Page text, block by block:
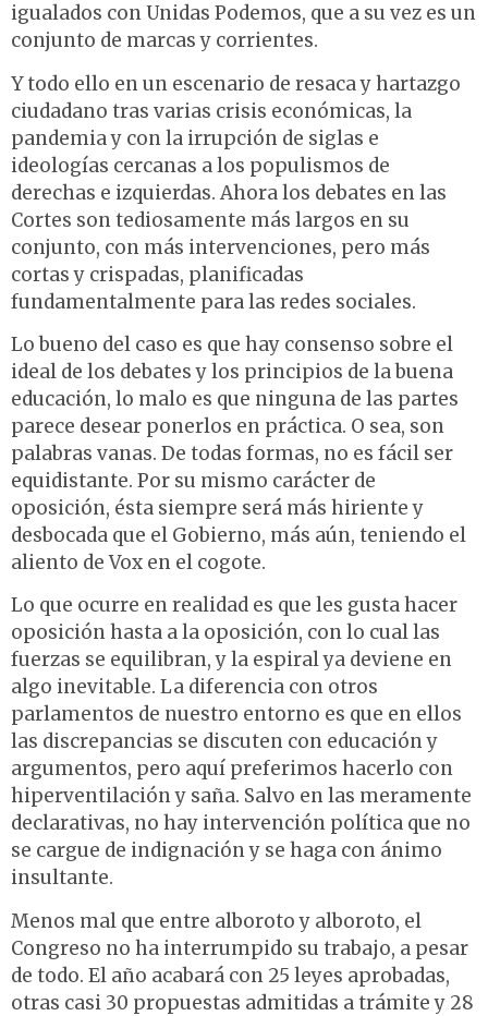
igualados con Unidas Podemos, que a su vez es un
conjunto de marcas y corrientes.
Y todo ello en un escenario de resaca y hartazgo
ciudadano tras varias crisis económicas, la
pandemia y con la irrupción de siglas e
ideologías cercanas a los populismos de
derechas e izquierdas. Ahora los debates en las
Cortes son tediosamente más largos en su
conjunto, con más intervenciones, pero más
cortas y crispadas, planificadas
fundamentalmente para las redes sociales.
Lo bueno del caso es que hay consenso sobre el
ideal de los debates y los principios de la buena
educación, lo malo es que ninguna de las partes
parece desear ponerlos en práctica. O sea, son
palabras vanas. De todas formas, no es fácil ser
equidistante. Por su mismo carácter de
oposición, ésta siempre será más hiriente y
desbocada que el Gobierno, más aún, teniendo el
aliento de Vox en el cogote.
Lo que ocurre en realidad es que les gusta hacer
oposición hasta a la oposición, con lo cual las
fuerzas se equilibran, y la espiral ya deviene en
algo inevitable. La diferencia con otros
parlamentos de nuestro entorno es que en ellos
las discrepancias se discuten con educación y
argumentos, pero aquí preferimos hacerlo con
hiperventilación y saña. Salvo en las meramente
declarativas, no hay intervención política que no
se cargue de indignación y se haga con ánimo
insultante.
Menos mal que entre alboroto y alboroto, el
Congreso no ha interrumpido su trabajo, a pesar
de todo. El año acabará con 25 leyes aprobadas,
otras casi 30 propuestas admitidas a trámite y 28